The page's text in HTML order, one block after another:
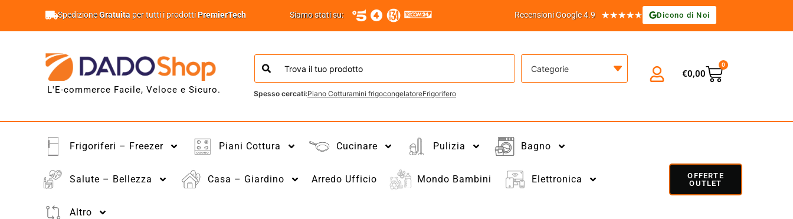
SpedizioneGratuita per tutti i prodottiPremierTech Siamo stati su: Recensioni Google 4.9 ★★★★★ Dicono di Noi
L'E-commerce Facile, Veloce e Sicuro.
Categorie
Spesso cercati:Piano Cotturamini frigocongelatoreFrigorifero
€0,00
0
Frigoriferi – Freezer Piani Cottura Cucinare Pulizia Bagno
Salute – Bellezza Casa – Giardino Arredo Ufficio Mondo Bambini Elettronica
Altro
OFFERTE
OUTLET